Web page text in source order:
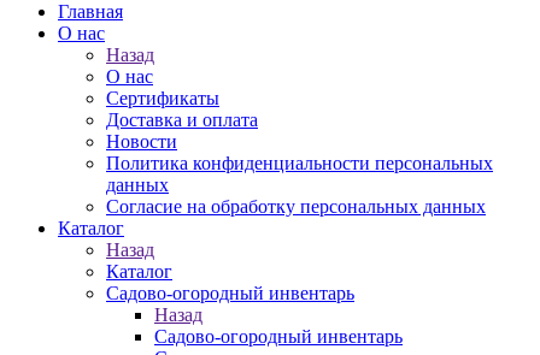
Главная
О нас
Назад
О нас
Сертификаты
Доставка и оплата
Новости
Политика конфиденциальности персональных
данных
Согласие на обработку персональных данных
Каталог
Назад
Каталог
Садово-огородный инвентарь
Назад
Садово-огородный инвентарь